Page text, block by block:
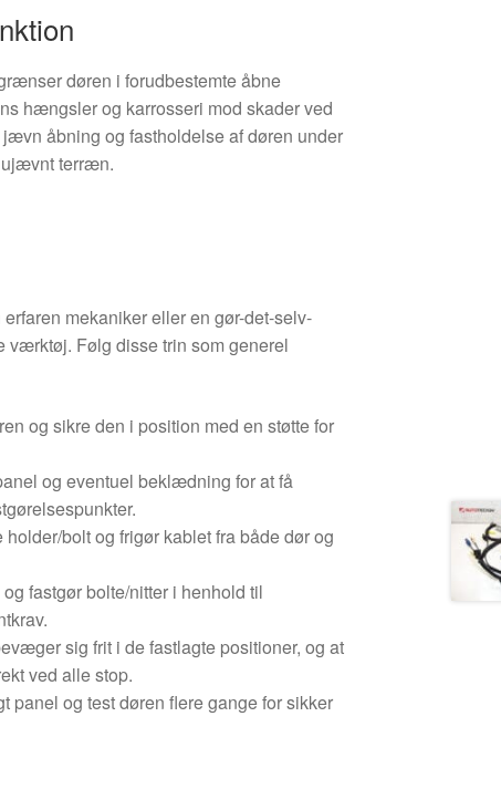
døren i forudbestemte åbne
hængsler og karrosseri mod skader ved
åbning og fastholdelse af døren under
ujævnt terræn.
mekaniker eller en gør-det-selv-
Følg disse trin som generel
og sikre den i position med en støtte for
og eventuel beklædning for at få
bolt og frigør kablet fra både dør og
fastgør bolte/nitter i henhold til
sig frit i de fastlagte positioner, og at
ved alle stop.
panel og test døren flere gange for sikker